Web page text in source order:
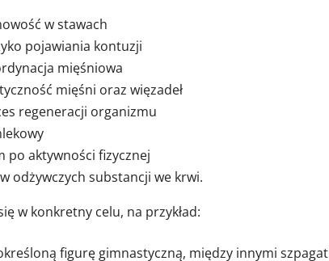
w stawach
pojawiania kontuzji
mięśniowa
mięśni oraz więzadeł
regeneracji organizmu
po aktywności fizycznej
odżywczych substancji we krwi.
w konkretny celu, na przykład:
figurę gimnastyczną, między innymi szpagat